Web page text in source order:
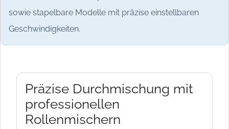
sowie stapelbare Modelle mit präzise einstellbaren
Geschwindigkeiten.
Präzise Durchmischung mit
professionellen
Rollenmischern